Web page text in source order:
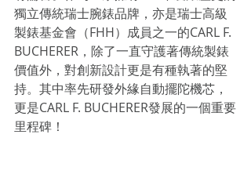
獨立傳統瑞士腕錶品牌，亦是瑞士高級
製錶基金會（FHH）成員之一的CARL F.
BUCHERER，除了一直守護著傳統製錶
價值外，對創新設計更是有種執著的堅
持。其中率先研發外緣自動擺陀機芯，
更是CARL F. BUCHERER發展的一個重要
里程碑！